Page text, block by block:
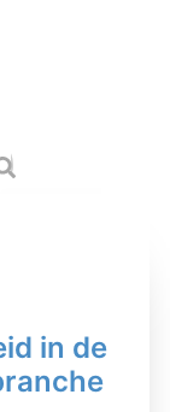
in de